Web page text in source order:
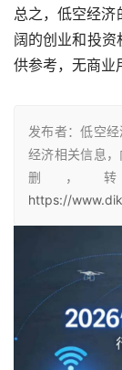
总之，低空经济
阔的创业和投资
供参考，无商业
发布者：低空
经济相关信息
删，
https://